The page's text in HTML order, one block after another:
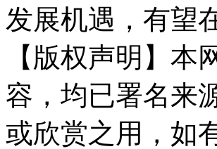
发展机遇，有望
【版权声明】
容，均已署名来
或欣赏之用，如